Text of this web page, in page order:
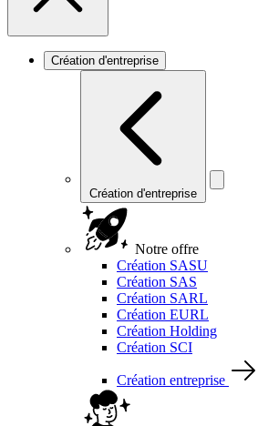
Création d'entreprise
Création d'entreprise
Notre offre
Création SASU
Création SAS
Création SARL
Création EURL
Création Holding
Création SCI
Création entreprise